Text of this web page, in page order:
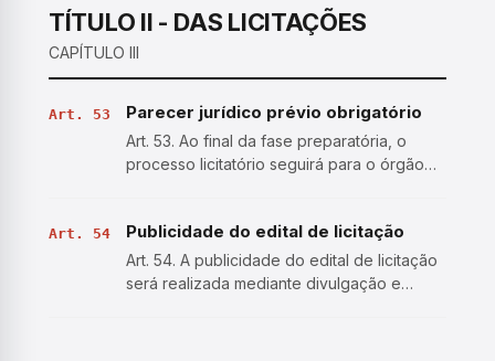
permitido ao licitant…
TÍTULO II - DAS LICITAÇÕES
CAPÍTULO III
Art. 53 Parecer jurídico prévio obrigatório
Art. 53. Ao final da fase preparatória, o
processo licitatório seguirá para o órgão
prévio de legalidade mediante análise
jurídica da contratação. § 1º …
Art. 54 Publicidade do edital de licitação
Art. 54. A publicidade do edital de licitação
será realizada mediante divulgação e